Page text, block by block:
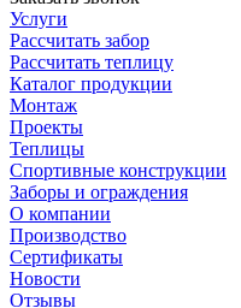
Услуги
Рассчитать забор
Рассчитать теплицу
Каталог продукции
Монтаж
Проекты
Теплицы
Спортивные конструкции
Заборы и ограждения
О компании
Производство
Сертификаты
Новости
Отзывы